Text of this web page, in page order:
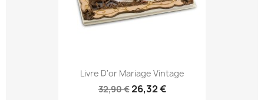
Livre D'or Mariage Vintage
32,90 €26,32 €